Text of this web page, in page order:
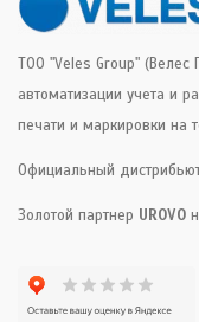
ТОО "Veles Group"
автоматизации учета и
печати и маркировки на
Официальный
Золотой партнер UROVO